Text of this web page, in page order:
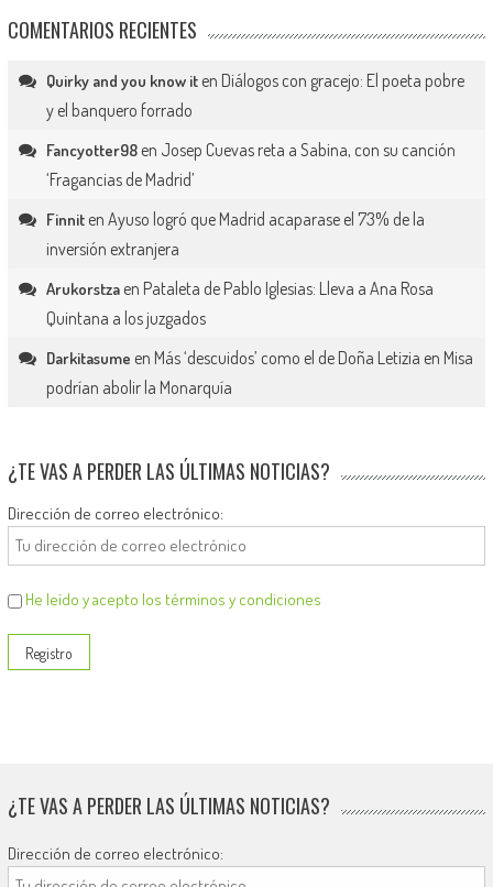
COMENTARIOS RECIENTES
Quirky and you know iten Diálogos con gracejo: El poeta pobre
y el banquero forrado
Fancyotter98en Josep Cuevas reta a Sabina, con su canción
‘Fragancias de Madrid’
Finniten Ayuso logró que Madrid acaparase el 73% de la
inversión extranjera
Arukorstzaen Pataleta de Pablo Iglesias: Lleva a Ana Rosa
Quintana a los juzgados
Darkitasume en Más ‘descuidos’ como el de Doña Letizia en Misa
podrían abolir la Monarquía
¿TE VAS A PERDER LAS ÚLTIMAS NOTICIAS?
Dirección de correo electrónico:
He leído y acepto los términos y condiciones
¿TE VAS A PERDER LAS ÚLTIMAS NOTICIAS?
Dirección de correo electrónico: